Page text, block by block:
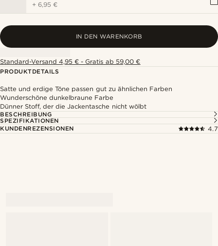
+6,95 €
IN DEN WARENKORB
Standard-Versand 4,95 € - Gratis ab 59,00 €
PRODUKTDETAILS
Satte und erdige Töne passen gut zu ähnlichen Farben
Wunderschöne dunkelbraune Farbe
Dünner Stoff, der die Jackentasche nicht wölbt
BESCHREIBUNG
SPEZIFIKATIONEN
KUNDENREZENSIONEN
4.7